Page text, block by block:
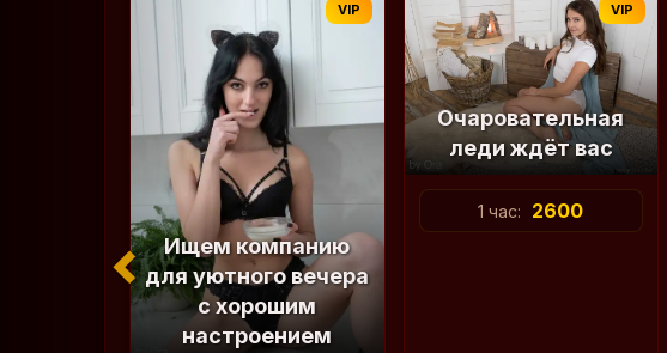
VIP
Ищем компанию
для уютного вечера
с хорошим
настроением
VIP
Очаровательная
леди ждёт вас
1 час: 2600